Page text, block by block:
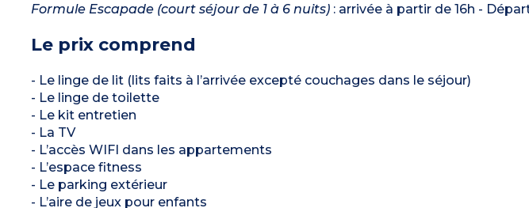
Formule Escapade (court séjour de 1 à 6 nuits): arrivée à partir de 16h -
Le prix comprend
- Le linge de lit (lits faits à l’arrivée excepté couchages dans le séjour)
- Le linge de toilette
- Le kit entretien
- La TV
- L’accès WIFI dans les appartements
- L’espace fitness
- Le parking extérieur
- L’aire de jeux pour enfants